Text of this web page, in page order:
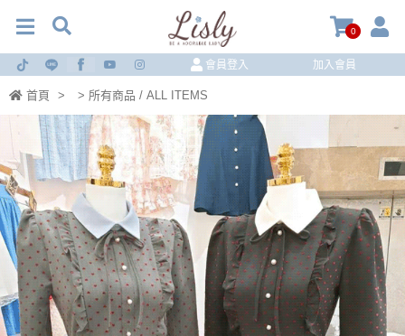
0
會員登入 加入會員
首頁 > > 所有商品 / ALL ITEMS